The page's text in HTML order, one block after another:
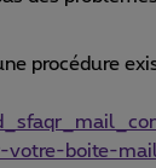
procédure
boite-